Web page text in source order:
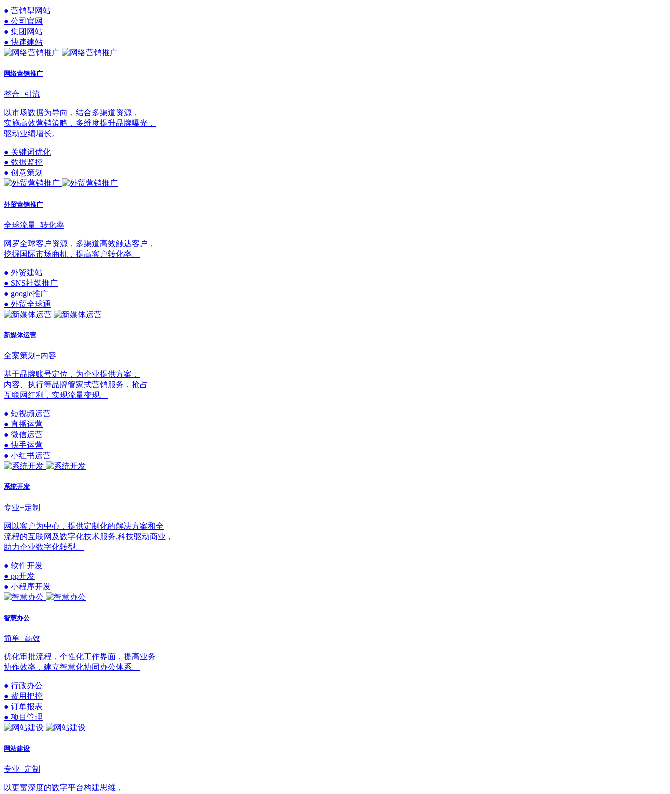
● 营销型网站
● 公司官网
● 集团网站
● 快速建站
网络营销推广
整合+引流
以市场数据为导向，结合多渠道资源，
实施高效营销策略，多维度提升品牌曝光，
驱动业绩增长。
● 关键词优化
● 数据监控
● 创意策划
外贸营销推广
全球流量+转化率
网罗全球客户资源，多渠道高效触达客户，
挖掘国际市场商机，提高客户转化率。
● 外贸建站
● SNS社媒推广
● google推广
● 外贸全球通
新媒体运营
全案策划+内容
基于品牌账号定位，为企业提供方案，
内容、执行等品牌管家式营销服务，抢占
互联网红利，实现流量变现。
● 短视频运营
● 直播运营
● 微信运营
● 快手运营
● 小红书运营
系统开发
专业+定制
网以客户为中心，提供定制化的解决方案和全
流程的互联网及数字化技术服务,科技驱动商业，
助力企业数字化转型。
● 软件开发
● pp开发
● 小程序开发
智慧办公
简单+高效
优化审批流程，个性化工作界面，提高业务
协作效率，建立智慧化协同办公体系。
● 行政办公
● 费用把控
● 订单报表
● 项目管理
网站建设
专业+定制
以更富深度的数字平台构建思维，